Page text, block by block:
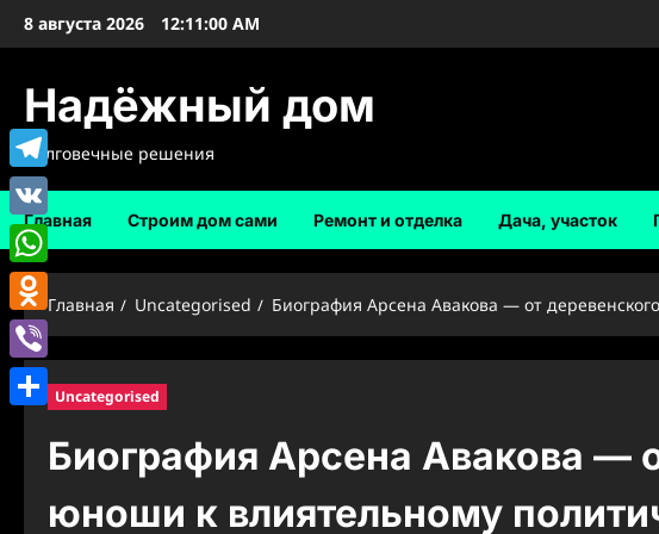
Перейти
8 августа 2026 12:11:01 AM
Надёжный дом
Долговечные решения
Главная Строим дом сами Ремонт и отделка Дача, участок
Главная Uncategorised Биография Арсена Авакова — от
Uncategorised
Биография Арсена Авакова —
юноши к влиятельному
Telegram
VK
WhatsApp
Odnoklassniki
Viber